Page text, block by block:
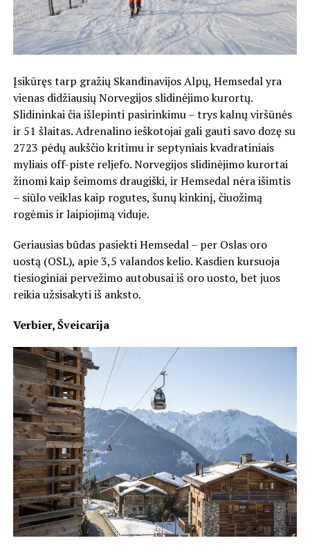
Įsikūręs tarp gražių Skandinavijos Alpų, Hemsedal yra
vienas didžiausių Norvegijos slidinėjimo kurortų.
Slidininkai čia išlepinti pasirinkimu – trys kalnų viršūnės
ir 51 šlaitas. Adrenalino ieškotojai gali gauti savo dozę su
2723 pėdų aukščio kritimu ir septyniais kvadratiniais
myliais off-piste reljefo. Norvegijos slidinėjimo kurortai
žinomi kaip šeimoms draugiški, ir Hemsedal nėra išimtis
– siūlo veiklas kaip rogutes, šunų kinkinį, čiuožimą
rogėmis ir laipiojimą viduje.
Geriausias būdas pasiekti Hemsedal – per Oslas oro
uostą (OSL), apie 3,5 valandos kelio. Kasdien kursuoja
tiesioginiai pervežimo autobusai iš oro uosto, bet juos
reikia užsisakyti iš anksto.
Verbier, Šveicarija